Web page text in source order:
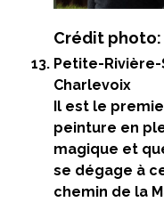
Crédit photo:
Petite-Rivière-
Charlevoix
Il est le
peinture en
magique et
se dégage à
chemin de la